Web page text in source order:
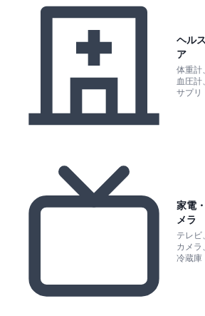
ヘル
ア
体重計、
血圧計、
サプリ
家電
メラ
テレビ、
カメラ、
冷蔵庫